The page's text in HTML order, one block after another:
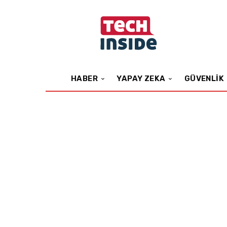
HABER YAPAY ZEKA GÜVENLIK